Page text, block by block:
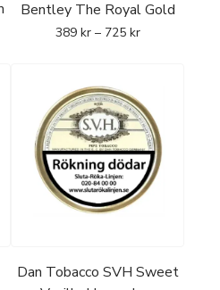
Bentley The Royal Gold
389 kr – 725 kr
Dan Tobacco SVH Sweet